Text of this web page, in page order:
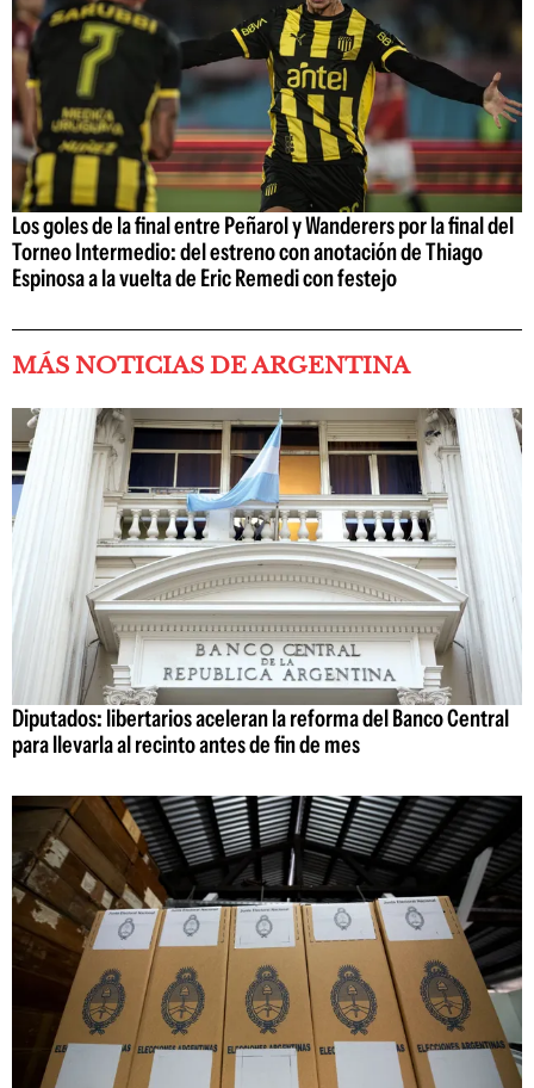
Los goles de la final entre Peñarol y Wanderers por la final del
Torneo Intermedio: del estreno con anotación de Thiago
Espinosa a la vuelta de Eric Remedi con festejo
MÁS NOTICIAS DE ARGENTINA
Diputados: libertarios aceleran la reforma del Banco Central
para llevarla al recinto antes de fin de mes